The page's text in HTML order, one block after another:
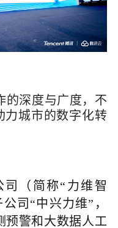
的深度与广度，不
力城市的数字化转
（简称“力维智
司“中兴力维”，
预警和大数据人工